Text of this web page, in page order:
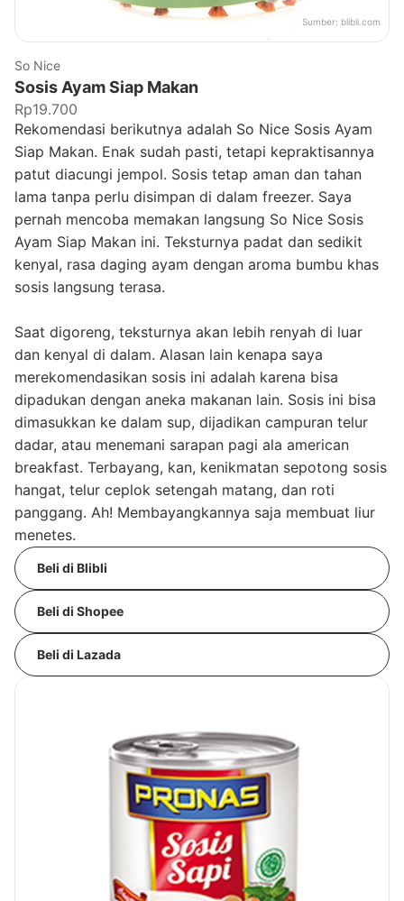
Sumber: blibli.com
So Nice
Sosis Ayam Siap Makan
Rp19.700
Rekomendasi berikutnya adalah So Nice Sosis Ayam
Siap Makan. Enak sudah pasti, tetapi kepraktisannya
patut diacungi jempol. Sosis tetap aman dan tahan
lama tanpa perlu disimpan di dalam freezer. Saya
pernah mencoba memakan langsung So Nice Sosis
Ayam Siap Makan ini. Teksturnya padat dan sedikit
kenyal, rasa daging ayam dengan aroma bumbu khas
sosis langsung terasa.
Saat digoreng, teksturnya akan lebih renyah di luar
dan kenyal di dalam. Alasan lain kenapa saya
merekomendasikan sosis ini adalah karena bisa
dipadukan dengan aneka makanan lain. Sosis ini bisa
dimasukkan ke dalam sup, dijadikan campuran telur
dadar, atau menemani sarapan pagi ala american
breakfast. Terbayang, kan, kenikmatan sepotong sosis
hangat, telur ceplok setengah matang, dan roti
panggang. Ah! Membayangkannya saja membuat liur
menetes.
Beli di Blibli
Beli di Shopee
Beli di Lazada